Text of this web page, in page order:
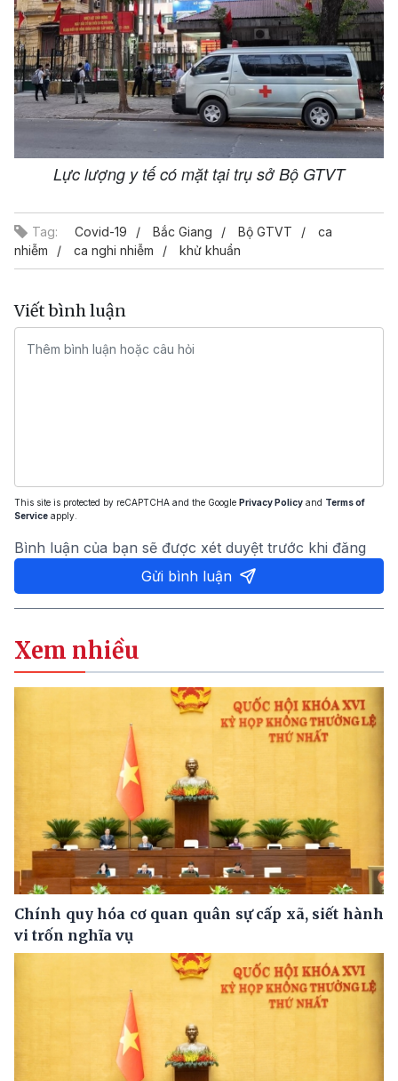
Lực lượng y tế có mặt tại trụ sở Bộ GTVT
Tag: Covid-19 Bắc Giang Bộ GTVT
ca
nhiễm
ca nghi nhiễm khử khuẩn
Viết bình luận
This site is protected by reCAPTCHA and the Google Privacy Policy and Terms of
Service apply.
Bình luận của bạn sẽ được xét duyệt trước khi đăng
Gửi bình luận
Xem nhiều
Chính quy hóa cơ quan quân sự cấp xã, siết hành
vi trốn nghĩa vụ